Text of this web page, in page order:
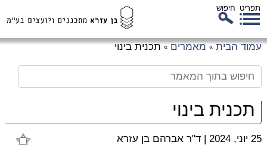
תפריט חיפוש
עמוד הבית » מאמרים » תכנית בינוי
תכנית בינוי
25 יוני, 2024 | ד"ר אברהם בן עזרא